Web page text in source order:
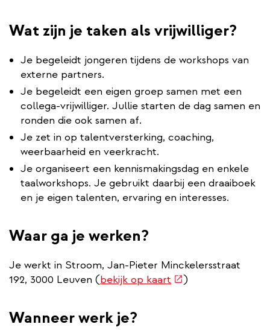
Wat zijn je taken als vrijwilliger?
Je begeleidt jongeren tijdens de workshops van
externe partners.
Je begeleidt een eigen groep samen met een
collega-vrijwilliger. Jullie starten de dag samen en
ronden die ook samen af.
Je zet in op talentversterking, coaching,
weerbaarheid en veerkracht.
Je organiseert een kennismakingsdag en enkele
taalworkshops. Je gebruikt daarbij een draaiboek
en je eigen talenten, ervaring en interesses.
Waar ga je werken?
Je werkt in Stroom, Jan-Pieter Minckelersstraat
192, 3000 Leuven (bekijk op kaart (externe
)
Wanneer werk je?